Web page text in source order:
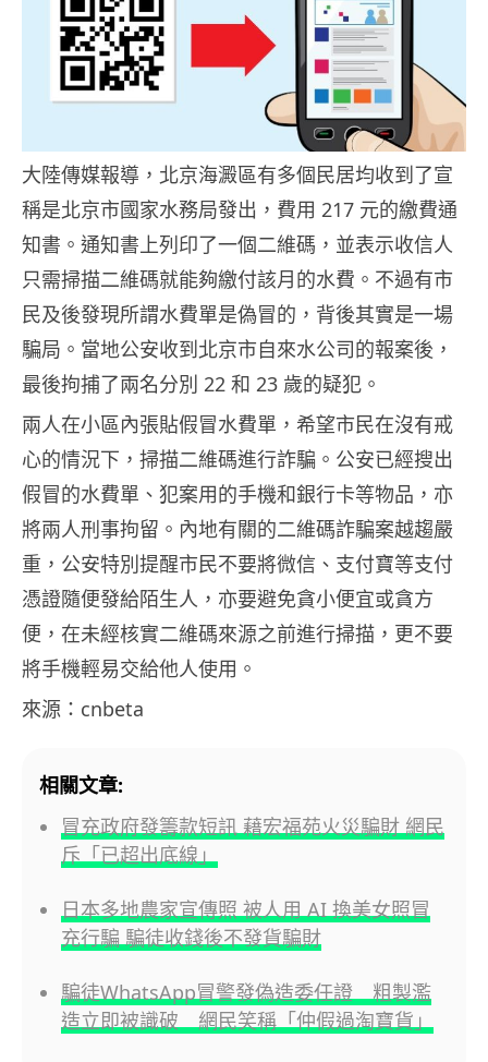
大陸傳媒報導，北京海澱區有多個民居均收到了宣
稱是北京市國家水務局發出，費用 217 元的繳費通
知書。通知書上列印了一個二維碼，並表示收信人
只需掃描二維碼就能夠繳付該月的水費。不過有市
民及後發現所謂水費單是偽冒的，背後其實是一場
騙局。當地公安收到北京市自來水公司的報案後，
最後拘捕了兩名分別 22 和 23 歲的疑犯。
兩人在小區內張貼假冒水費單，希望市民在沒有戒
心的情況下，掃描二維碼進行詐騙。公安已經搜出
假冒的水費單、犯案用的手機和銀行卡等物品，亦
將兩人刑事拘留。內地有關的二維碼詐騙案越趨嚴
重，公安特別提醒市民不要將微信、支付寶等支付
憑證隨便發給陌生人，亦要避免貪小便宜或貪方
便，在未經核實二維碼來源之前進行掃描，更不要
將手機輕易交給他人使用。
來源：cnbeta
相關文章:
冒充政府發籌款短訊 藉宏福苑火災騙財 網民
斥「已超出底線」
日本多地農家宣傳照 被人用 AI 換美女照冒
充行騙 騙徒收錢後不發貨騙財
騙徒WhatsApp冒警發偽造委任證 粗製濫
造立即被識破 網民笑稱「仲假過淘寶貨」